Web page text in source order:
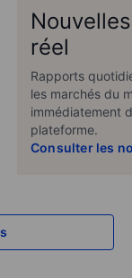
réel
Rapports
les marchés du
immédiatement
plateforme.
Consulter les